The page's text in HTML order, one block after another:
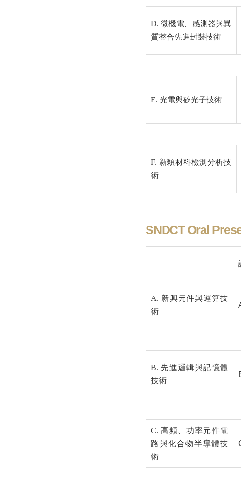
D. 微機電、感測器與異
質整合先進封裝技術
E. 光電與矽光子技術
F. 新穎材料檢測分析技
術
SNDCT Oral
A. 新興元件與運算技
術
B. 先進邏輯與記憶體
技術
C. 高頻、功率元件電
路與化合物半導體技
術